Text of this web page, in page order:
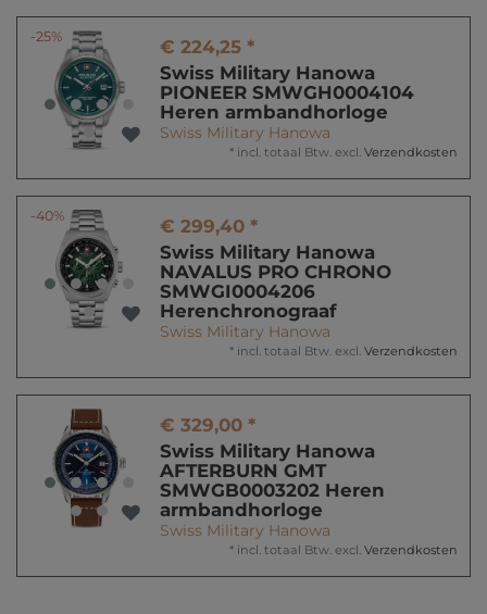
-25%
€ 224,25 *
Swiss Military Hanowa
PIONEER SMWGH0004104
Heren armbandhorloge
Swiss Military Hanowa
* incl. totaal Btw. excl. Verzendkosten
-40%
€ 299,40 *
Swiss Military Hanowa
NAVALUS PRO CHRONO
SMWGI0004206
Herenchronograaf
Swiss Military Hanowa
* incl. totaal Btw. excl. Verzendkosten
€ 329,00 *
Swiss Military Hanowa
AFTERBURN GMT
SMWGB0003202 Heren
armbandhorloge
Swiss Military Hanowa
* incl. totaal Btw. excl. Verzendkosten